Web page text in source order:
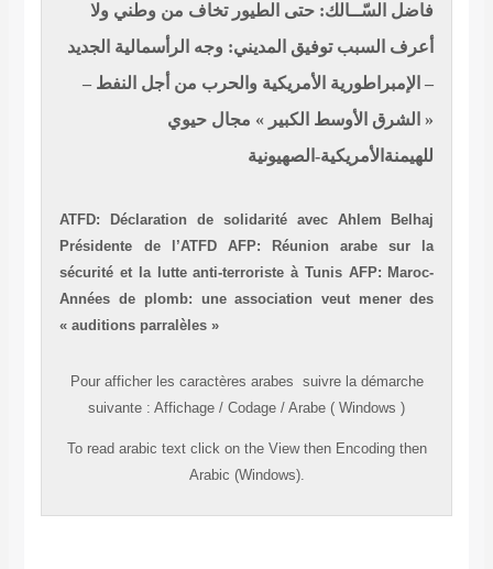
فاضل السّــالك: حتى الطيور تخاف من وطني ولا
أعرف السببتوفيق المديني: وجه الرأسمالية الجديد
– الإمبراطورية الأمريكية والحرب من أجل النفط –
« الشرق الأوسط الكبير » مجال حيوي
للهيمنةالأمريكية-الصهيونية
ATFD: Déclaration de solidarité avec Ahlem Belhaj
Présidente de l’ATFD AFP: Réunion arabe sur la
sécurité et la lutte anti-terroriste à TunisAFP: Maroc-
Années de plomb: une association veut mener des
« auditions parralèles »
Pour afficher les caractères arabes suivre la démarche
suivante : Affichage /Codage /Arabe ( Windows )
To read arabic text click on the ViewthenEncoding then
Arabic (Windows).